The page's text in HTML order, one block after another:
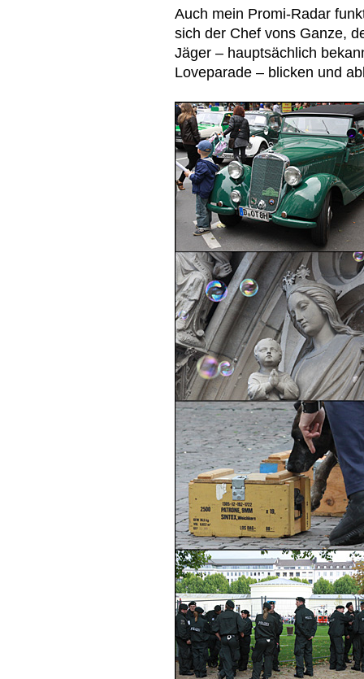
Auch mein Promi-Radar
sich der Chef vons Ganze,
Jäger – hauptsächlich
Loveparade – blicken und